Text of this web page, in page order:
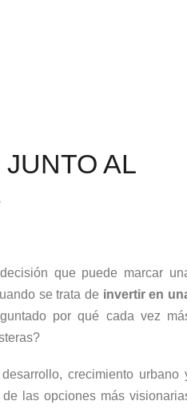
AL
que puede marcar
se trata de invertir en
por qué cada vez
crecimiento urbano
las opciones más